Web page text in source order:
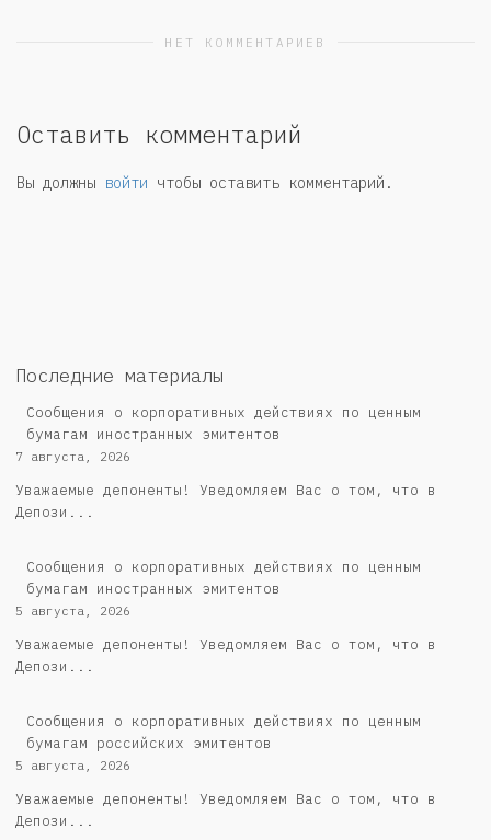
НЕТ КОММЕНТАРИЕВ
Оставить комментарий
Вы должны войти чтобы оставить комментарий.
Последние материалы
Сообщения о корпоративных действиях по ценным
бумагам иностранных эмитентов
7 августа, 2026
Уважаемые депоненты! Уведомляем Вас о том, что в
Депози...
Сообщения о корпоративных действиях по ценным
бумагам иностранных эмитентов
5 августа, 2026
Уважаемые депоненты! Уведомляем Вас о том, что в
Депози...
Cообщения о корпоративных действиях по ценным
бумагам российских эмитентов
5 августа, 2026
Уважаемые депоненты! Уведомляем Вас о том, что в
Депози...